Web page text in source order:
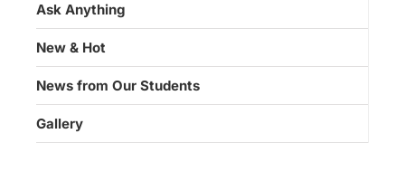
Ask Anything
New & Hot
News from Our Students
Gallery